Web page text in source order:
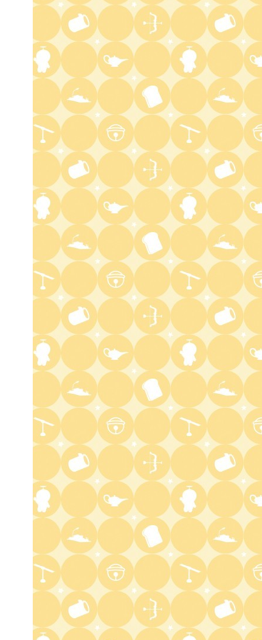
午後 3:30
なにわ男子の逆転男子 高橋恭
平の休日に密着!呼び出した仲
良しのある人とは!?
4:00
バチバチSTAR
4:30
クレヨンしんちゃん 【スワン
ボート伝説だゾ】
5:00
ドラえもん 【ウラメシズキ
ン】ほか
午後 5:30
ANNスーパーJチャンネル
6:00
人生の楽園 夏の1時間!ふるさ
と大好きスペシャル
よる 6:56
サンド&芦田愛菜の博士ちゃ
ん 伊藤沙莉が初参戦!!目利き
三択バトルSP
よる 8:00
池上彰のニュースそうだったの
か!! 池上流映像ショーSP